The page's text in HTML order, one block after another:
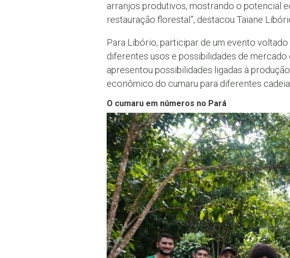
arranjos produtivos, mostrando o potencial
restauração florestal”, destacou Taiane
Para Libório, participar de um evento
diferentes usos e possibilidades de
apresentou possibilidades ligadas à
econômico do cumaru para diferentes
O cumaru em números no Pará